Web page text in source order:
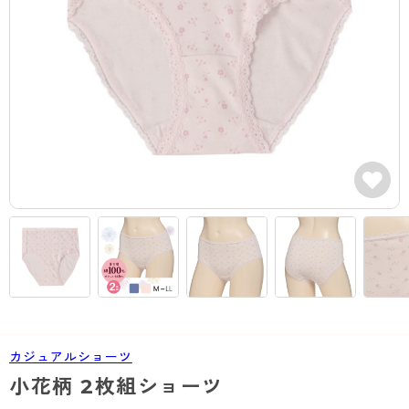
カテゴリから探す
レッグウェア
ストッキング
- 無地ストッキング
- 柄ストッキング
- 着圧ストッキング
- パンティ部レスストッキング
タイツ
- 柄タイツ
- ひざ下丈タイツ
インナーウェア
ブラジャー
- ノンワイヤーブラ
- ブラトップ
ショーツ
- レギュラーショーツ
- ガードル・補正ショーツ
肌着・インナー
ライフスタイルウェア
ルームウェア・パジャマ
アクティブ・スポーツ
- スポーツブラ
- スポーツボトムス
雑貨・小物
レッグウエア
ソックス・靴下
クルー・レギュラー丈ソックス
スニーカー丈・くるぶし丈ソックス
インナーウエア
メンズパンツ
Tバック・ビキニ
肌着・インナー
ライフスタイルウェア
ルームウェア・パジャマ
レッグウエア
ソックス・靴下
クルー・レギュラー丈ソックス
ハイソックス
スクールソックス
インナーウエア
ブラジャー
ノンワイヤーブラ
スポーツブラ
ショーツ
レギュラーショーツ
ボクサー
ブランドから探す
スゴスト
フェイクタイツ
hotto comfort
BT
スクールタイム
商品選びのお手伝い
ブラジャー特集
私に似合う、ストッキング選び
タイツの選び方
ご利用ガイド
はじめての方へ
よくある質問（FAQ）
お支払い方法について
配送方法について
カジュアルショーツ
小花柄 2枚組ショーツ